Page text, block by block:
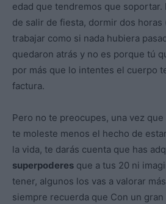
edad que tendremos que soportar.
de salir de fiesta, dormir dos horas
trabajar como si nada hubiera
quedaron atrás y no es porque tú
por más que lo intentes el cuerpo
factura.
Pero no te preocupes, una vez
te moleste menos el hecho de
la vida, te darás cuenta que has
superpoderes que a tus 20 ni
tener, algunos los vas a valorar
siempre recuerda que Con un